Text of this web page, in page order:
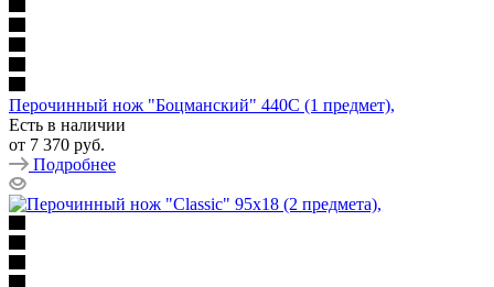
Перочинный нож "Боцманский" 440С (1 предмет),
Есть в наличии
от 7 370 руб.
Подробнее